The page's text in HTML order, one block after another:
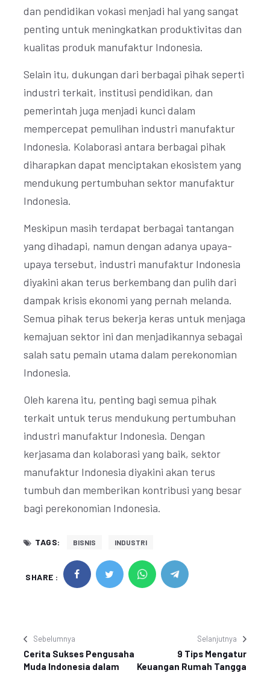
dan pendidikan vokasi menjadi hal yang sangat
penting untuk meningkatkan produktivitas dan
kualitas produk manufaktur Indonesia.
Selain itu, dukungan dari berbagai pihak seperti
industri terkait, institusi pendidikan, dan
pemerintah juga menjadi kunci dalam
mempercepat pemulihan industri manufaktur
Indonesia. Kolaborasi antara berbagai pihak
diharapkan dapat menciptakan ekosistem yang
mendukung pertumbuhan sektor manufaktur
Indonesia.
Meskipun masih terdapat berbagai tantangan
yang dihadapi, namun dengan adanya upaya-
upaya tersebut, industri manufaktur Indonesia
diyakini akan terus berkembang dan pulih dari
dampak krisis ekonomi yang pernah melanda.
Semua pihak terus bekerja keras untuk menjaga
kemajuan sektor ini dan menjadikannya sebagai
salah satu pemain utama dalam perekonomian
Indonesia.
Oleh karena itu, penting bagi semua pihak
terkait untuk terus mendukung pertumbuhan
industri manufaktur Indonesia. Dengan
kerjasama dan kolaborasi yang baik, sektor
manufaktur Indonesia diyakini akan terus
tumbuh dan memberikan kontribusi yang besar
bagi perekonomian Indonesia.
TAGS: BISNIS INDUSTRI
SHARE :
Sebelumnya
Cerita Sukses Pengusaha
Muda Indonesia dalam
Selanjutnya
9 Tips Mengatur
Keuangan Rumah Tangga